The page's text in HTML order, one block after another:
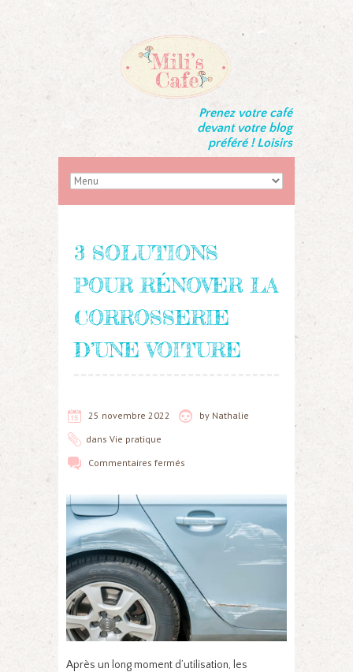
Prenez votre café
devant votre blog
préféré ! Loisirs
3 SOLUTIONS
POUR RÉNOVER LA
CORROSSERIE
D’UNE VOITURE
25 novembre 2022 by Nathalie
dans Vie pratique
Commentaires fermés
Après un long moment d’utilisation, les